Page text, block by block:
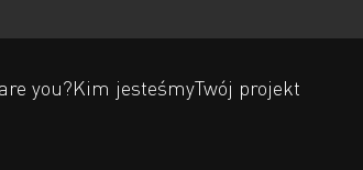
you?Kim jesteśmyTwój projekt